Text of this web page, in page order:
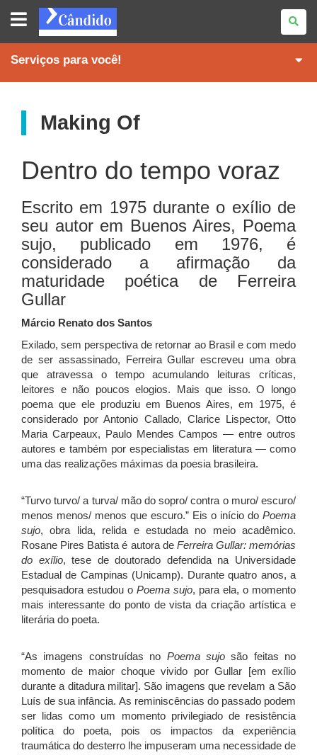
REVISTA
CÂNDIDO
Serviços para você!
Making Of
Dentro do tempo voraz
Escrito em 1975 durante o exílio de
seu autor em Buenos Aires, Poema
sujo, publicado em 1976, é
considerado a afirmação da
maturidade poética de Ferreira
Gullar
Márcio Renato dos Santos
Exilado, sem perspectiva de retornar ao Brasil e com medo
de ser assassinado, Ferreira Gullar escreveu uma obra
que atravessa o tempo acumulando leituras críticas,
leitores e não poucos elogios. Mais que isso. O longo
poema que ele produziu em Buenos Aires, em 1975, é
considerado por Antonio Callado, Clarice Lispector, Otto
Maria Carpeaux, Paulo Mendes Campos — entre outros
autores e também por especialistas em literatura — como
uma das realizações máximas da poesia brasileira.
“Turvo turvo/ a turva/ mão do sopro/ contra o muro/ escuro/
menos menos/ menos que escuro.” Eis o início do Poema
sujo, obra lida, relida e estudada no meio acadêmico.
Rosane Pires Batista é autora de Ferreira Gullar: memórias
do exílio, tese de doutorado defendida na Universidade
Estadual de Campinas (Unicamp). Durante quatro anos, a
pesquisadora estudou o Poema sujo, para ela, o momento
mais interessante do ponto de vista da criação artística e
literária do poeta.
“As imagens construídas no Poema sujosão feitas no
momento de maior choque vivido por Gullar [em exílio
durante a ditadura militar]. São imagens que revelam a São
Luís de sua infância. As reminiscências do passado podem
ser lidas como um momento privilegiado de resistência
política do poeta, pois os impactos da experiência
traumática do desterro lhe impuseram uma necessidade de